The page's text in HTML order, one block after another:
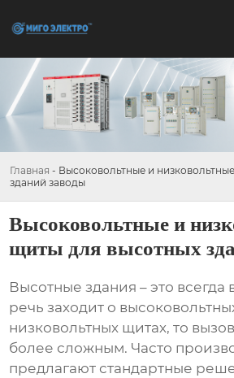
Главная - Высоковольтные и
зданий заводы
Высоковольтные и
щиты для высотных
Высотные здания – это всегда
речь заходит о
низковольтных щитах, то
более сложным. Часто
предлагают стандартные